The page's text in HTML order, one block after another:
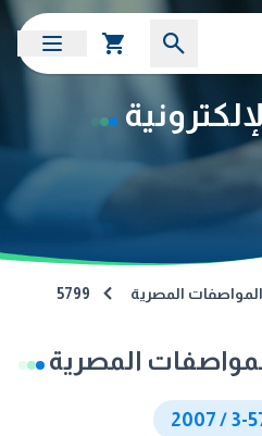
المصرية 5799
المصرية